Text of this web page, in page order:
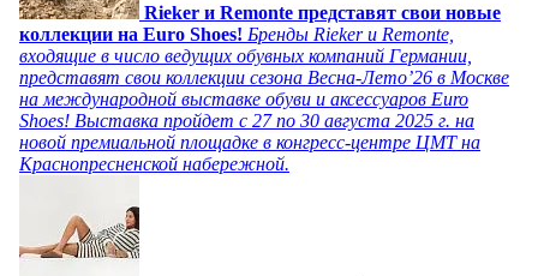
Rieker и Remonte представят свои новые
коллекции на Euro Shoes! Бренды Rieker и Remonte,
входящие в число ведущих обувных компаний Германии,
представят свои коллекции сезона Весна-Лето’26 в Москве
на международной выставке обуви и аксессуаров Euro
Shoes! Выставка пройдет c 27 по 30 августа 2025 г. на
новой премиальной площадке в конгресс-центре ЦМТ на
Краснопресненской набережной.